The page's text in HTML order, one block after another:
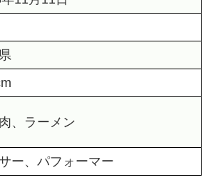
、ラーメン
ー、パフォーマー